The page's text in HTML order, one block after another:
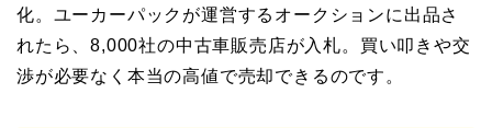
化。ユーカーパックが運営するオークションに出品さ
れたら、8,000社の中古車販売店が入札。買い叩きや交
渉が必要なく本当の高値で売却できるのです。